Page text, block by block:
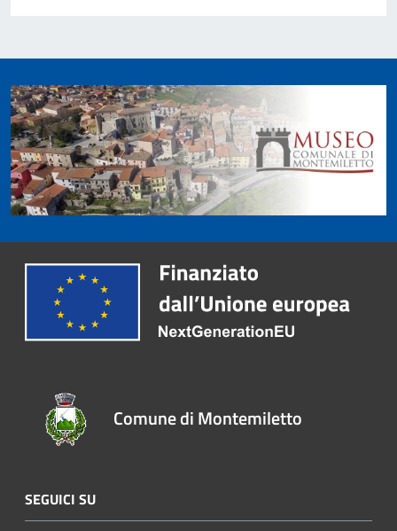
Comune di Montemiletto
SEGUICI SU